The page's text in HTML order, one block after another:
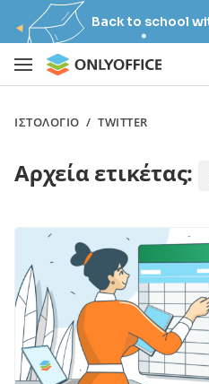
Back to school
ΙΣΤΟΛΌΓΙΟ /TWITTER
Αρχεία ετικέτας: